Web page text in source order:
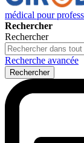
médical pour
Rechercher
Rechercher
Recherche avancée
Rechercher